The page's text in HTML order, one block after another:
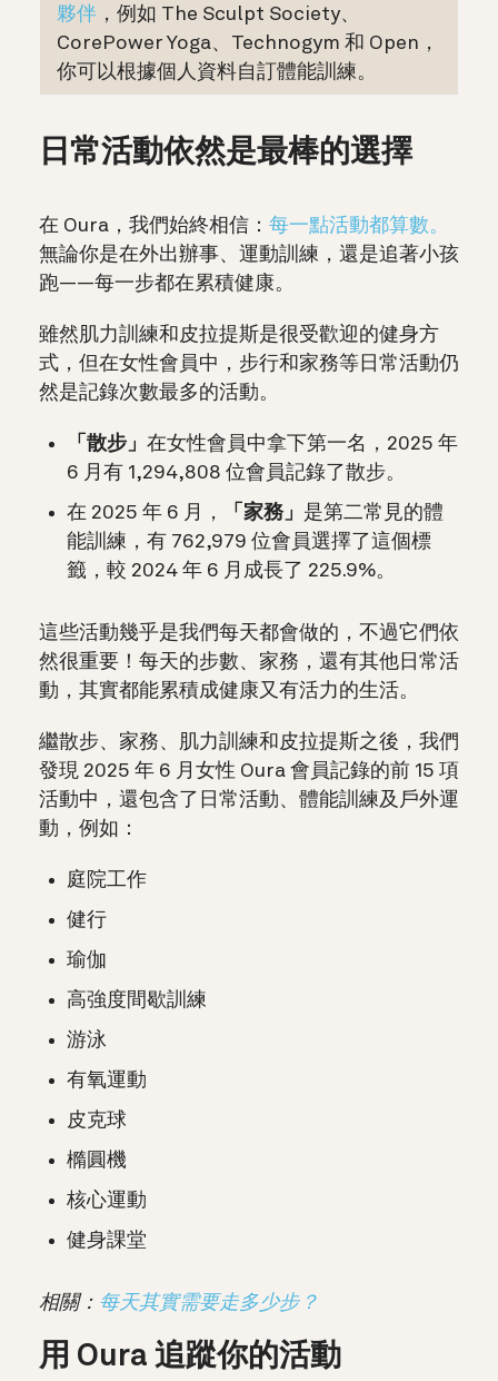
夥伴 ，例如 The Sculpt Society、
CorePower Yoga、Technogym 和 Open，
你可以根據個人資料自訂體能訓練。
日常活動依然是最棒的選擇
在 Oura，我們始終相信： 每一點活動都算數。
無論你是在外出辦事、運動訓練，還是追著小孩
跑——每一步都在累積健康。
雖然肌力訓練和皮拉提斯是很受歡迎的健身方
式，但在女性會員中，步行和家務等日常活動仍
然是記錄次數最多的活動。
「散步」 在女性會員中拿下第一名，2025 年
6 月有 1,294,808 位會員記錄了散步。
在 2025 年 6 月，
「家務」 是第二常見的體
能訓練，有 762,979 位會員選擇了這個標
籤，較 2024 年 6 月成長了 225.9%。
這些活動幾乎是我們每天都會做的，不過它們依
然很重要！每天的步數、家務，還有其他日常活
動，其實都能累積成健康又有活力的生活。
繼散步、家務、肌力訓練和皮拉提斯之後，我們
發現 2025 年 6 月女性 Oura 會員記錄的前 15 項
活動中，還包含了日常活動、體能訓練及戶外運
動，例如：
庭院工作
健行
瑜伽
高強度間歇訓練
游泳
有氧運動
皮克球
橢圓機
核心運動
健身課堂
相關： 每天其實需要走多少步？
用 Oura 追蹤你的活動